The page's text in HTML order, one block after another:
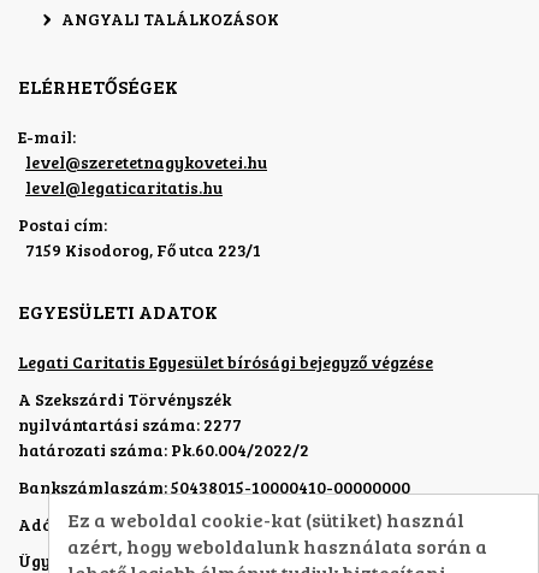
ANGYALI TALÁLKOZÁSOK
ELÉRHETŐSÉGEK
E-mail:
level@szeretetnagykovetei.hu
level@legaticaritatis.hu
Postai cím:
7159 Kisodorog, Fő utca 223/1
EGYESÜLETI ADATOK
Legati Caritatis Egyesület bírósági bejegyző végzése
A Szekszárdi Törvényszék
nyilvántartási száma: 2277
határozati száma: Pk.60.004/2022/2
Bankszámlaszám: 50438015-10000410-00000000
Adószám: 19321761-1-17
Ügyvezető: Véghelyi Péterné dr.
Ez a weboldal cookie-kat (sütiket) használ
azért, hogy weboldalunk használata során a